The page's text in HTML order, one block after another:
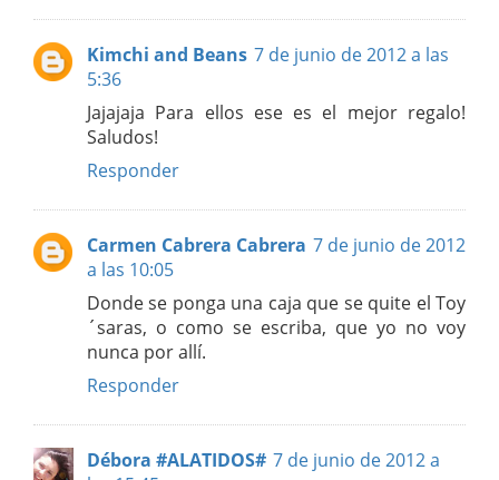
Kimchi and Beans 7 de junio de 2012 a las
5:36
Jajajaja Para ellos ese es el mejor regalo!
Saludos!
Responder
Carmen Cabrera Cabrera 7 de junio de 2012
a las 10:05
Donde se ponga una caja que se quite el Toy
´saras, o como se escriba, que yo no voy
nunca por allí.
Responder
Débora #ALATIDOS# 7 de junio de 2012 a